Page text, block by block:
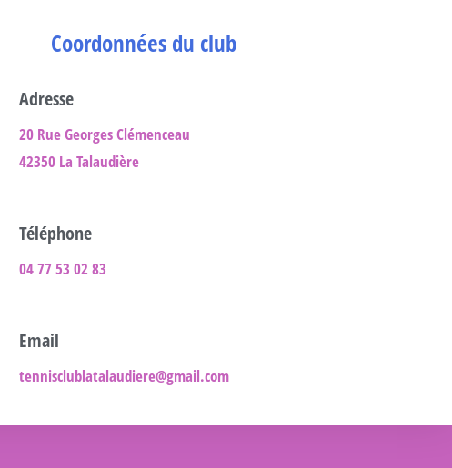
Coordonnées du club
Adresse
20 Rue Georges Clémenceau
42350 La Talaudière
Téléphone
04 77 53 02 83
Email
tennisclublatalaudiere@gmail.com